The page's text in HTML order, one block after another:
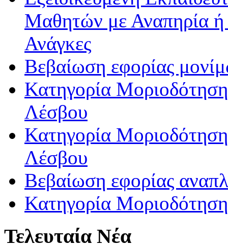
Μαθητών με Αναπηρία ή /
Ανάγκες
Βεβαίωση εφορίας
Κατηγορία
Λέσβου
Κατηγορία
Λέσβου
Βεβαίωση εφορίας
Κατηγορία
Τελευταία Νέα